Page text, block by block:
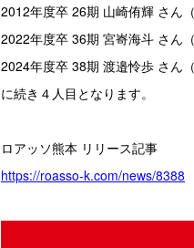
2012年度卒 26期 山崎侑輝 さん
2022年度卒 36期 宮㟢海斗 さん
2024年度卒 38期 渡邉怜歩 さん
に続き４人目となります。
ロアッソ熊本 リリース記事
https://roasso-k.com/news/8388